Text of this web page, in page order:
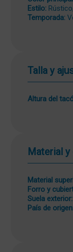
Estilo:
Temporada:
Talla y
Altura del
Material
Material
Forro y
Suela exterior:
País de